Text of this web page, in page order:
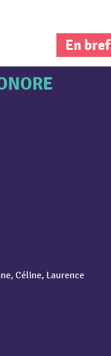
En bref
Céline, Laurence